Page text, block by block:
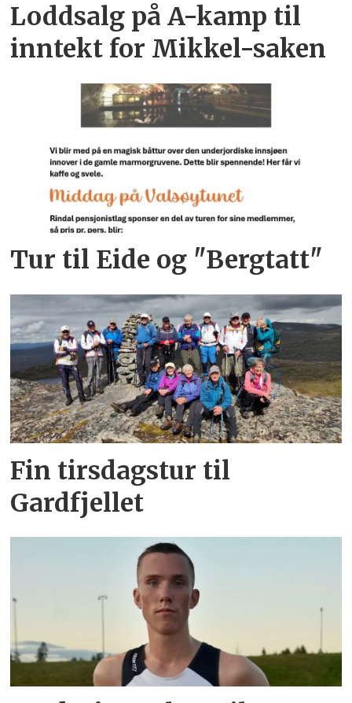
Loddsalg på A-kamp til
inntekt for Mikkel-saken
Tur til Eide og "Bergtatt"
Fin tirsdagstur til
Gardfjellet